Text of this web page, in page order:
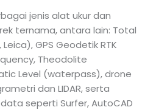
jenis alat ukur dan
ternama, antara lain: Total
GPS Geodetik RTK
Theodolite
Level (waterpass), drone
dan LIDAR, serta
seperti Surfer, AutoCAD